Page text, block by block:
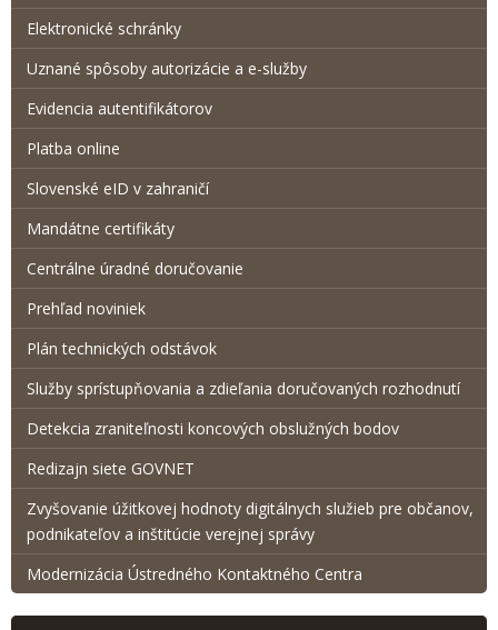
Elektronické schránky
Uznané spôsoby autorizácie a e-služby
Evidencia autentifikátorov
Platba online
Slovenské eID v zahraničí
Mandátne certifikáty
Centrálne úradné doručovanie
Prehľad noviniek
Plán technických odstávok
Služby sprístupňovania a zdieľania doručovaných rozhodnutí
Detekcia zraniteľnosti koncových obslužných bodov
Redizajn siete GOVNET
Zvyšovanie úžitkovej hodnoty digitálnych služieb pre občanov,
podnikateľov a inštitúcie verejnej správy
Modernizácia Ústredného Kontaktného Centra